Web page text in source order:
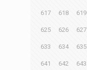
617 618 619
625 626 627
633 634 635
641 642 643